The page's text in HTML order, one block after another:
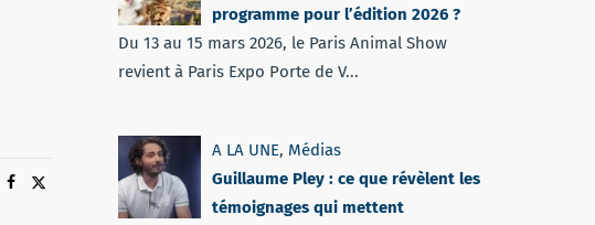
programme pour l’édition 2026 ?
Du 13 au 15 mars 2026, le Paris Animal Show
revient à Paris Expo Porte de V...
A LA UNE, Médias
Guillaume Pley : ce que révèlent les
témoignages qui mettent